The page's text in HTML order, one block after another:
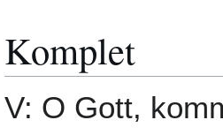
Komplet
V: O Gott,